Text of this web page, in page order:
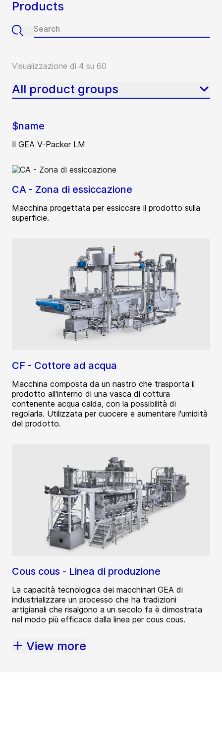
Products
Visualizzazione di 4 su 60
All product groups
$name
Il GEA V-Packer LM
CA - Zona di essiccazione
Macchina progettata per essiccare il prodotto sulla
superficie.
CF - Cottore ad acqua
Macchina composta da un nastro che trasporta il
prodotto all'interno di una vasca di cottura
contenente acqua calda, con la possibilità di
regolarla. Utilizzata per cuocere e aumentare l'umidità
del prodotto.
Cous cous - Linea di produzione
La capacità tecnologica dei macchinari GEA di
industrializzare un processo che ha tradizioni
artigianali che risalgono a un secolo fa è dimostrata
nel modo più efficace dalla linea per cous cous.
View more